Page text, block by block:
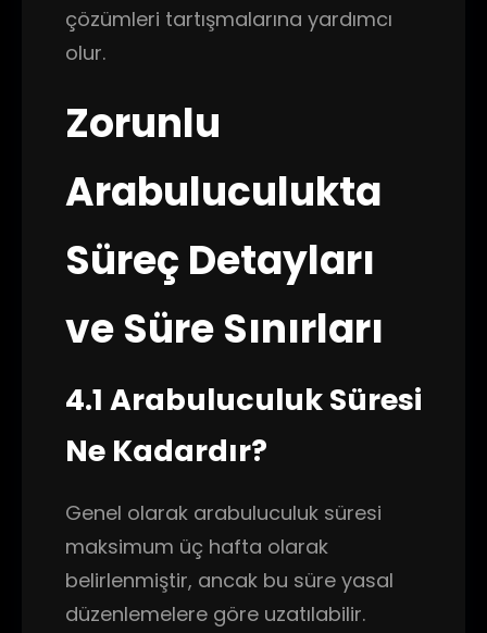
çözümleri tartışmalarına yardımcı
olur.
Zorunlu
Arabuluculukta
Süreç Detayları
ve Süre Sınırları
4.1 Arabuluculuk Süresi
Ne Kadardır?
Genel olarak arabuluculuk süresi
maksimum üç hafta olarak
belirlenmiştir, ancak bu süre yasal
düzenlemelere göre uzatılabilir.